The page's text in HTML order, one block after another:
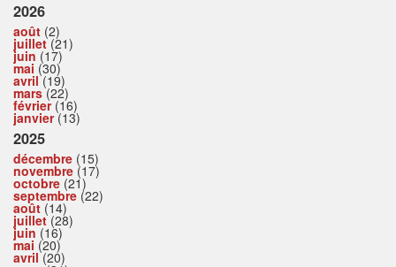
2026
août (2)
juillet(21)
juin (17)
mai (30)
avril(19)
mars(22)
février(16)
janvier(13)
2025
décembre (15)
novembre (17)
octobre (21)
septembre (22)
août (14)
juillet(28)
juin (16)
mai (20)
avril(20)